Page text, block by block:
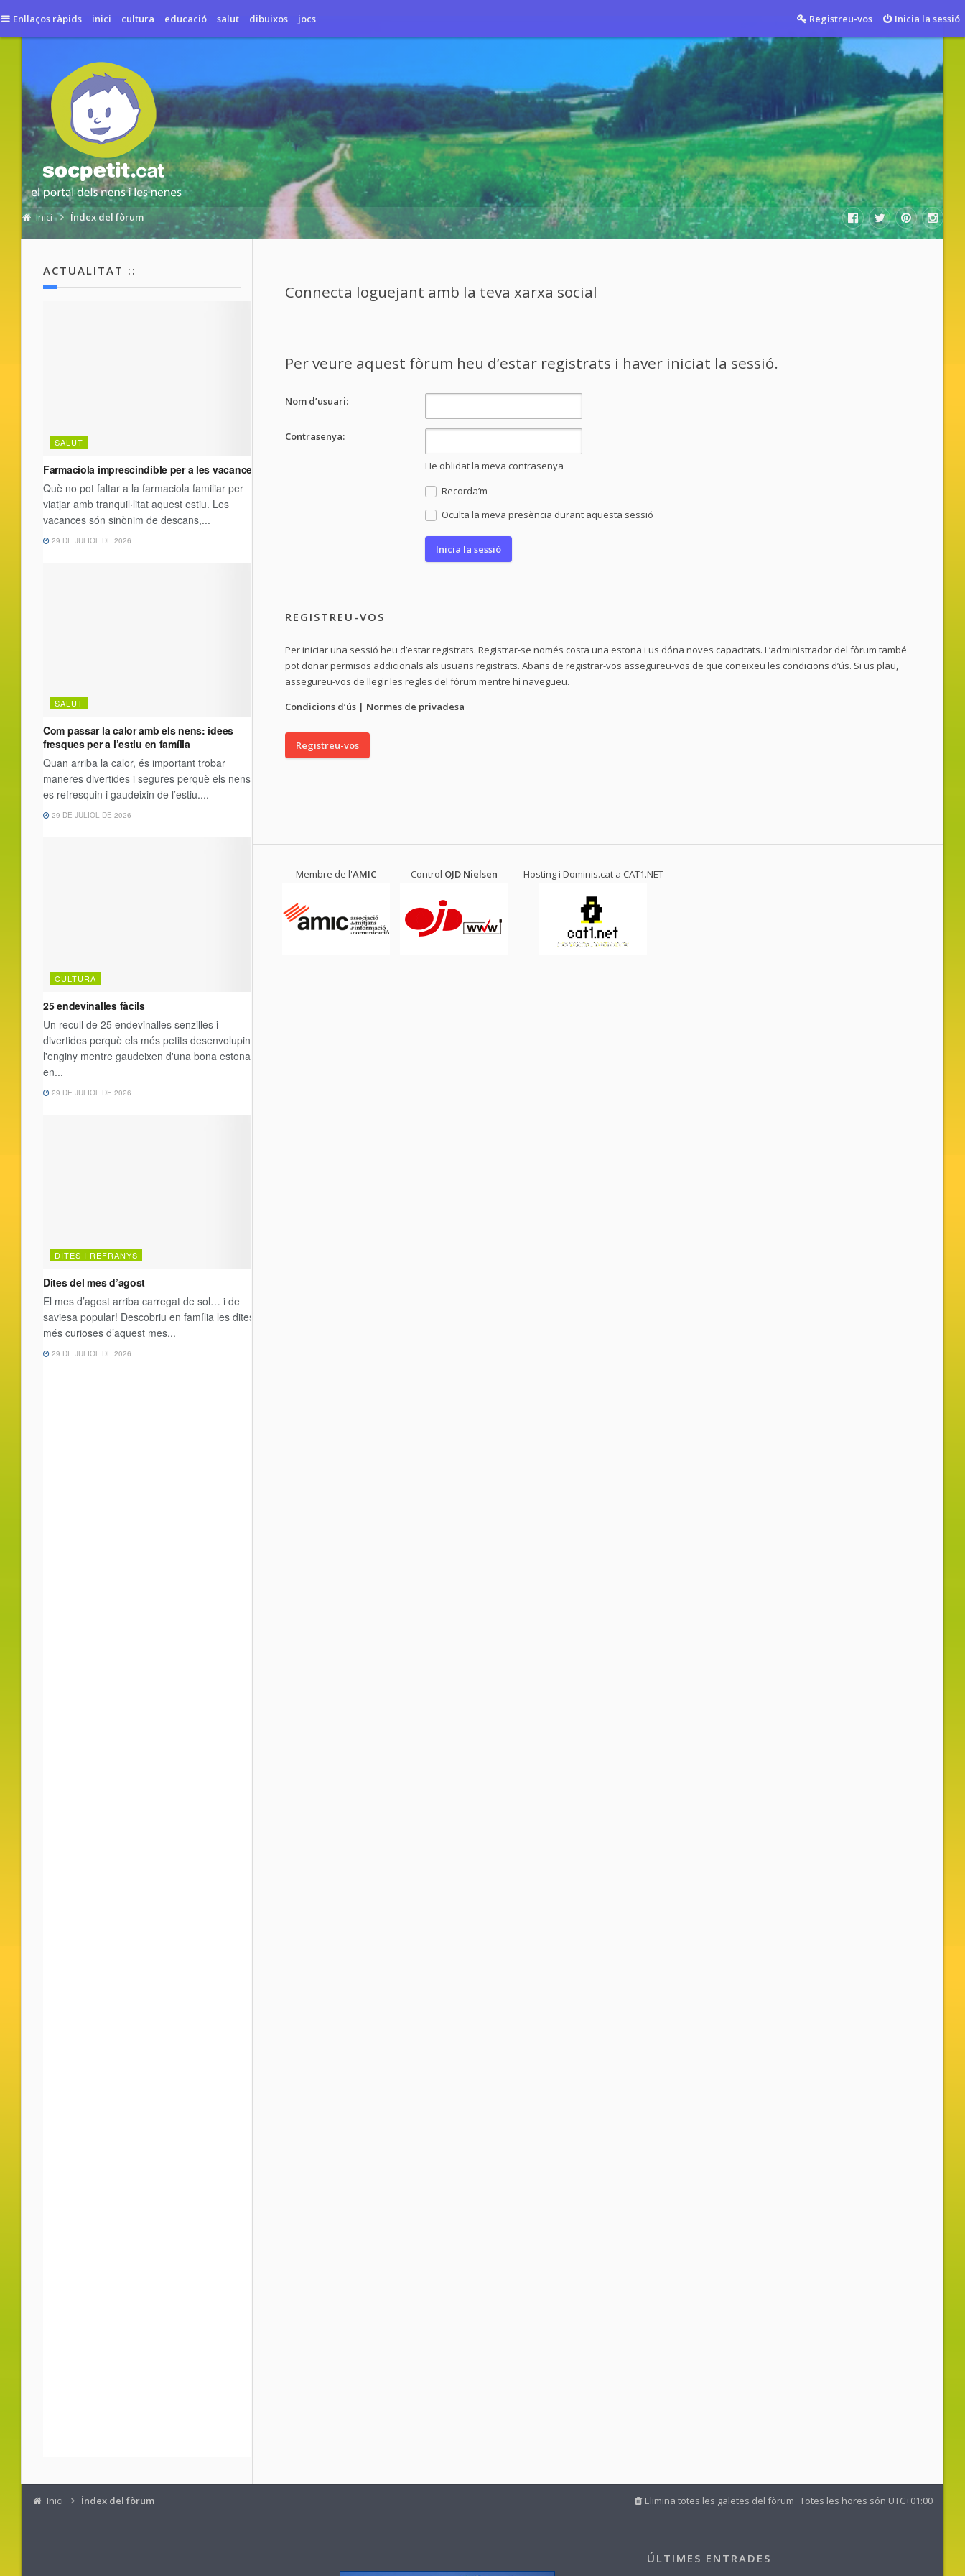
Enllaços ràpids inici cultura educació salut dibuixos jocs Inicia la sessió
Registreu-vos
Inici Índex del fòrum
Connecta loguejant amb la teva xarxa social
Per veure aquest fòrum heu d’estar registrats i haver iniciat la sessió.
Nom d’usuari:
Contrasenya:
He oblidat la meva contrasenya
Recorda’m
Oculta la meva presència durant aquesta sessió
REGISTREU-VOS
Per iniciar una sessió heu d’estar registrats. Registrar-se només costa una estona i us dóna noves capacitats. L’administrador del fòrum també
pot donar permisos addicionals als usuaris registrats. Abans de registrar-vos assegureu-vos de que coneixeu les condicions d’ús. Si us plau,
assegureu-vos de llegir les regles del fòrum mentre hi navegueu.
Condicions d’ús | Normes de privadesa
Registreu-vos
Membre de l'AMIC Control OJD Nielsen Hosting i Dominis.cat a CAT1.NET
ACTUALITAT ::
Inici Índex del fòrum Totes les hores són UTC+01:00
Elimina totes les galetes del fòrum
ÚLTIMES ENTRADES